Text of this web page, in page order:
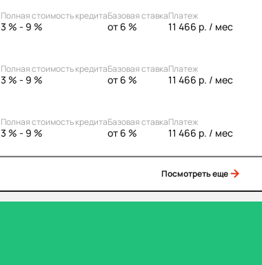
Полная стоимость кредита
3 % - 9 %
Базовая ставка
от 6 %
Платеж
11 466 р. / мес
Полная стоимость кредита
3 % - 9 %
Базовая ставка
от 6 %
Платеж
11 466 р. / мес
Полная стоимость кредита
3 % - 9 %
Базовая ставка
от 6 %
Платеж
11 466 р. / мес
Посмотреть еще